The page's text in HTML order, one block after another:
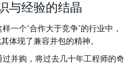
与经验的结晶
一个“合作大于竞争”的行业中，
体现了兼容并包的精神。
并购，将过去几十年工程师的奇